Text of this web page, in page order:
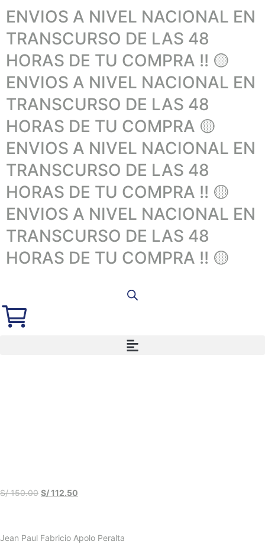
ENVIOS A NIVEL NACIONAL EN
TRANSCURSO DE LAS 48
HORAS DE TU COMPRA !! 🟡
ENVIOS A NIVEL NACIONAL EN
TRANSCURSO DE LAS 48
HORAS DE TU COMPRA 🟡
ENVIOS A NIVEL NACIONAL EN
TRANSCURSO DE LAS 48
HORAS DE TU COMPRA !! 🟡
ENVIOS A NIVEL NACIONAL EN
TRANSCURSO DE LAS 48
HORAS DE TU COMPRA !! 🟡
S/150.00 S/112.50
Jean Paul Fabricio Apolo Peralta